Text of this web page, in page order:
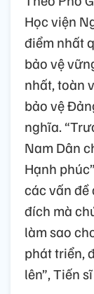
Học viện
điểm nhất
bảo vệ
nhất, toàn
bảo vệ
nghĩa.
Nam Dân
Hạnh
các vấn
đích mà
làm sao
phát triển,
lên”, Tiến